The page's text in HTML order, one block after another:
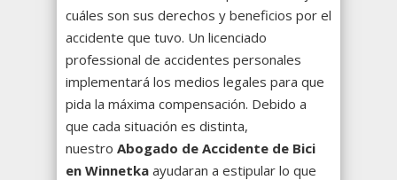
cuáles son sus derechos y beneficios por el
accidente que tuvo. Un licenciado
professional de accidentes personales
implementará los medios legales para que
pida la máxima compensación. Debido a
que cada situación es distinta,
nuestro Abogado de Accidente de Bici
en Winnetka ayudaran a estipular lo que